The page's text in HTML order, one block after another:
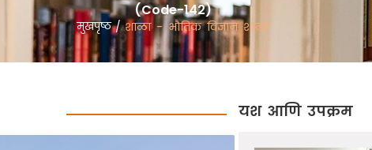
(Code-142)
मुखपृष्ठ / शाळा - भौतिक विज्ञान शाळा
यश आणि उपक्रम